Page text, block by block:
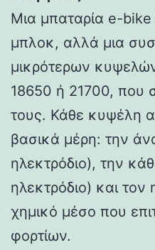
Μια μπαταρία e-bike
μπλοκ, αλλά μια
μικρότερων
18650 ή 21700, που
τους. Κάθε κυψέλη
βασικά μέρη: την
ηλεκτρόδιο), την
ηλεκτρόδιο) και
χημικό μέσο που
φορτίων.